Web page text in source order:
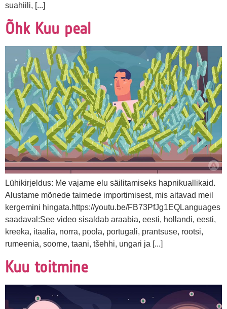
suahiili, [...]
Õhk Kuu peal
Lühikirjeldus: Me vajame elu säilitamiseks hapnikuallikaid.
Alustame mõnede taimede importimisest, mis aitavad meil
kergemini hingata.https://youtu.be/FB73PfJg1EQLanguages
saadaval:See video sisaldab araabia, eesti, hollandi, eesti,
kreeka, itaalia, norra, poola, portugali, prantsuse, rootsi,
rumeenia, soome, taani, tšehhi, ungari ja [...]
Kuu toitmine